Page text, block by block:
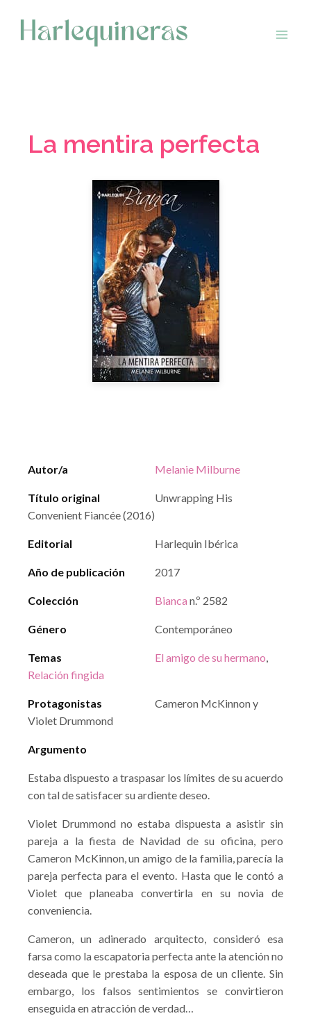
contenido
La mentira perfecta
Autor/a Melanie Milburne
Título original
Unwrapping His
Convenient Fiancée (2016)
Editorial Harlequin Ibérica
Año de publicación 2017
Colección Bianca n.º 2582
Género Contemporáneo
Temas El amigo de su hermano,
Relación fingida
Protagonistas
Cameron McKinnon y
Violet Drummond
Argumento
Estaba dispuesto a traspasar los límites de su acuerdo
con tal de satisfacer su ardiente deseo.
Violet Drummond no estaba dispuesta a asistir sin
pareja a la fiesta de Navidad de su oficina, pero
Cameron McKinnon, un amigo de la familia, parecía la
pareja perfecta para el evento. Hasta que le contó a
Violet que planeaba convertirla en su novia de
conveniencia.
Cameron, un adinerado arquitecto, consideró esa
farsa como la escapatoria perfecta ante la atención no
deseada que le prestaba la esposa de un cliente. Sin
embargo, los falsos sentimientos se convirtieron
enseguida en atracción de verdad…